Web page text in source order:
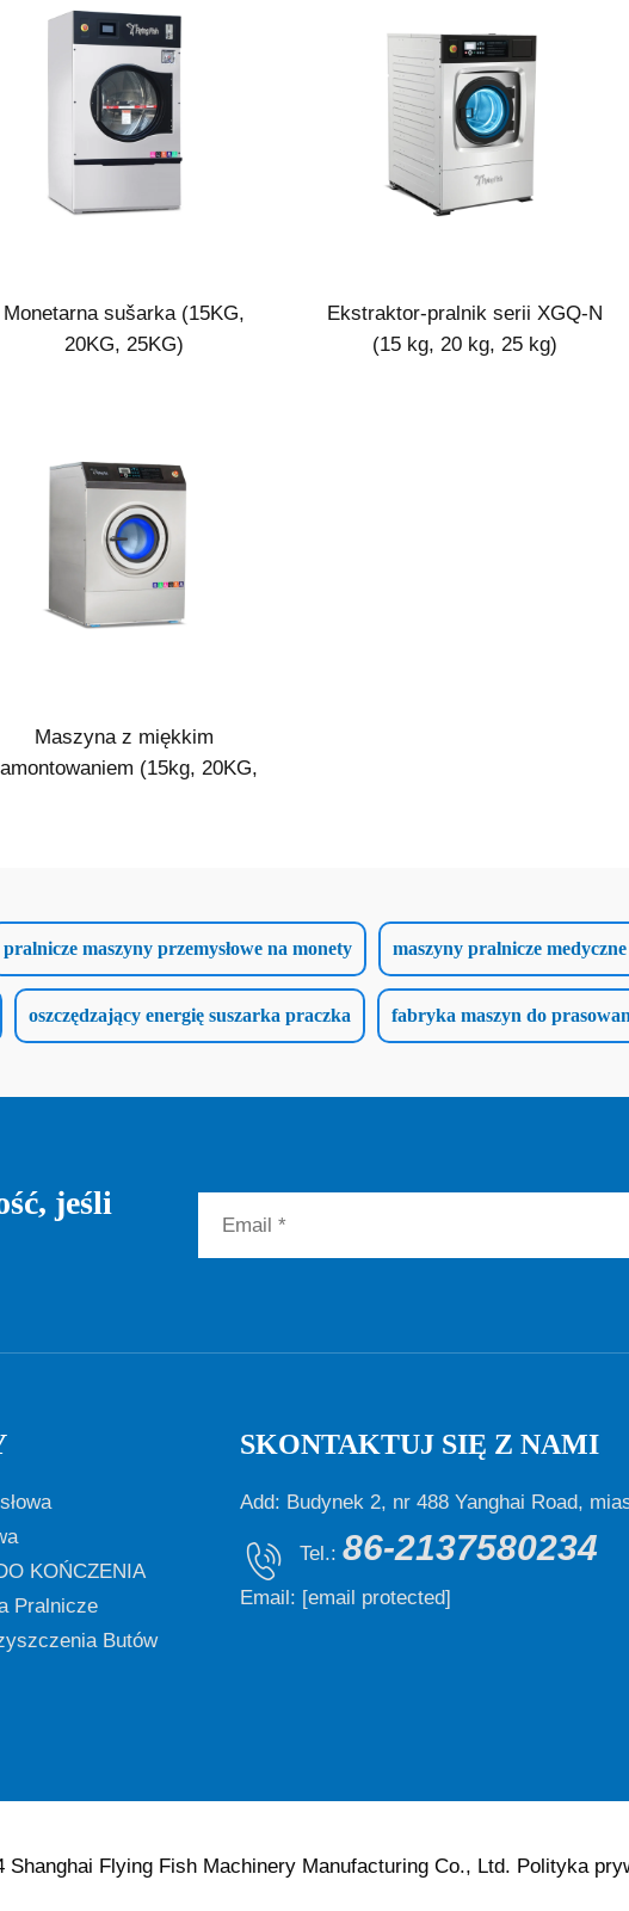
Monetarna sušarka (15KG,
20KG, 25KG)
Ekstraktor-pralnik serii XGQ-N
(15 kg, 20 kg, 25 kg)
Maszyna z miękkim
(15kg, 20KG,
pralnicze maszyny przemysłowe na monety maszyny pralnicze medyczne
oszczędzający energię suszarka praczka fabryka maszyn do
jeśli
KOŃCZENIA
Pralnicze
Butów
SKONTAKTUJ SIĘ Z NAMI
Add: Budynek 2, nr 488 Yanghai Road,
Tel.: 86-2137580234
Email: [email protected]
Flying Fish Machinery Manufacturing Co., Ltd. Polityka